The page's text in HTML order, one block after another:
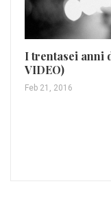
I trentasei anni
VIDEO)
Feb 21, 2016